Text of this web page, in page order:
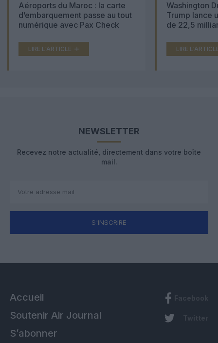
Aéroports du Maroc : la carte
d’embarquement passe au tout
numérique avec Pax Check
LIRE L'ARTICLE
Washington
Trump lance
de 22,5
LIRE
NEWSLETTER
Recevez notre actualité, directement dans votre boîte
mail.
S'INSCRIRE
Accueil
Soutenir Air Journal
S’abonner